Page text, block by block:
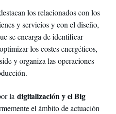
los relacionados con los
y servicios y con el diseño,
se encarga de identificar
los costes energéticos,
y organiza las operaciones
la digitalización y el Big
el ámbito de actuación